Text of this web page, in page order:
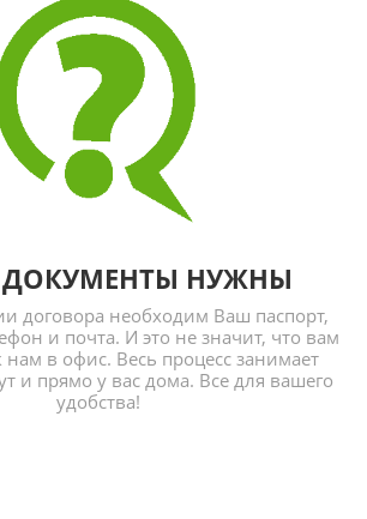
ДОКУМЕНТЫ НУЖНЫ
договора необходим Ваш паспорт,
и почта. И это не значит, что вам
нам в офис. Весь процесс занимает
и прямо у вас дома. Все для вашего
удобства!